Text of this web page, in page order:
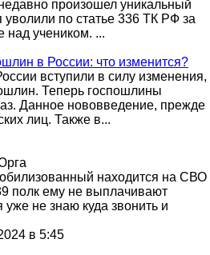
произошел уникальный
по статье 336 ТК РФ за
над учеником. ...
в России: что изменится?
вступили в силу изменения,
Теперь госпошлины
Данное нововведение, прежде
лиц. Также в...
находится на СВО
полк ему не выплачивают
не знаю куда звонить и
в 5:45